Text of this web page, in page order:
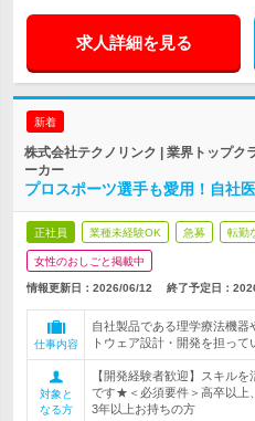
求人詳細を見る
新着
株式会社テクノリンク | 業界トップク
ーカー
プロスポーツ選手も愛用！自社
正社員 業種未経験OK 急募 転勤
女性のおしごと掲載中
情報更新日：2026/06/12 終了予定日：
仕事内容
自社製品である理学療法機
トウェア設計・開発を担って
対象と
なる方
【開発経験者歓迎】スキル
です★＜必須要件＞高卒以上
3年以上お持ちの方